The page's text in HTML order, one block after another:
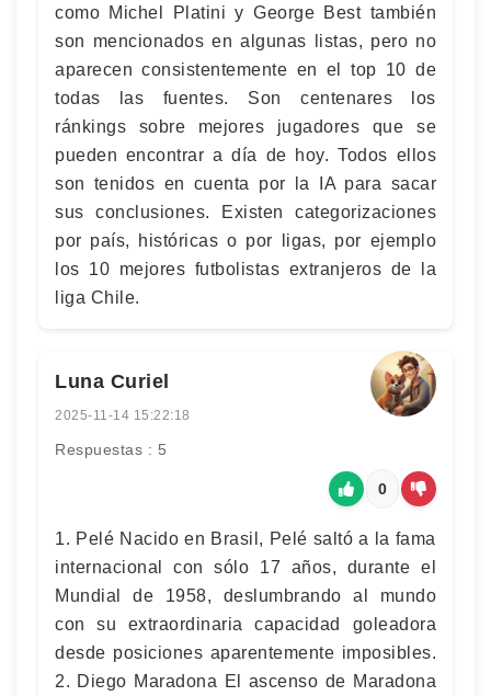
como Michel Platini y George Best también
son mencionados en algunas listas, pero no
aparecen consistentemente en el top 10 de
todas las fuentes. Son centenares los
ránkings sobre mejores jugadores que se
pueden encontrar a día de hoy. Todos ellos
son tenidos en cuenta por la IA para sacar
sus conclusiones. Existen categorizaciones
por país, históricas o por ligas, por ejemplo
los 10 mejores futbolistas extranjeros de la
liga Chile.
Luna Curiel
2025-11-14 15:22:18
Respuestas : 5
0
1. Pelé Nacido en Brasil, Pelé saltó a la fama
internacional con sólo 17 años, durante el
Mundial de 1958, deslumbrando al mundo
con su extraordinaria capacidad goleadora
desde posiciones aparentemente imposibles.
2. Diego Maradona El ascenso de Maradona